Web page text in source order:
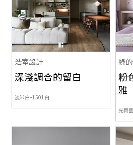
浩室設計
深淺調合的留白
淡米白+1501白
綠
粉
雅
光舞